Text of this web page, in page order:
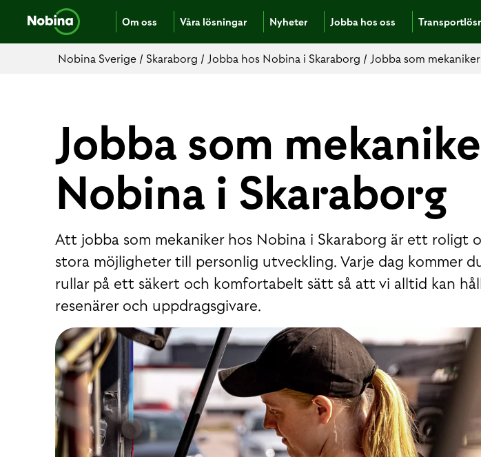
Om oss Våra lösningar Nyheter Jobba hos oss
Nobina Sverige / Skaraborg / Jobba hos Nobina i Skaraborg / Jobba som
Jobba som
Nobina i Skaraborg
Att jobba som mekaniker hos Nobina i Skaraborg är ett roligt
stora möjligheter till personlig utveckling. Varje dag kommer
rullar på ett säkert och komfortabelt sätt så att vi alltid kan
resenärer och uppdragsgivare.